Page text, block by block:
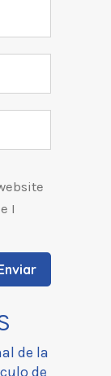
I
de la
de